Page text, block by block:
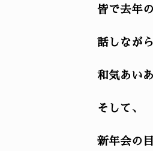
皆で去年
話しなが
和気あい
そして、
新年会の